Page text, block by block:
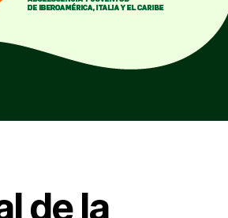
de la